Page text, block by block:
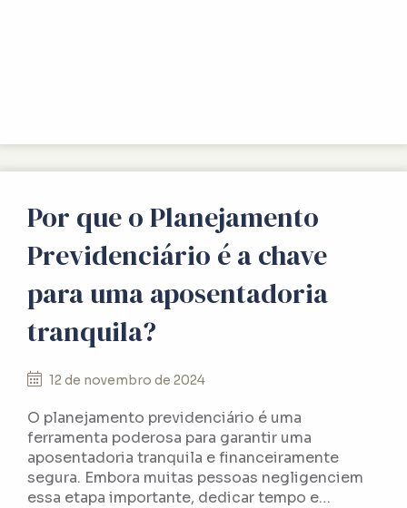
Por que o Planejamento
Previdenciário é a chave
para uma aposentadoria
tranquila?
12 de novembro de 2024
O planejamento previdenciário é uma
ferramenta poderosa para garantir uma
aposentadoria tranquila e financeiramente
segura. Embora muitas pessoas negligenciem
essa etapa importante, dedicar tempo e…